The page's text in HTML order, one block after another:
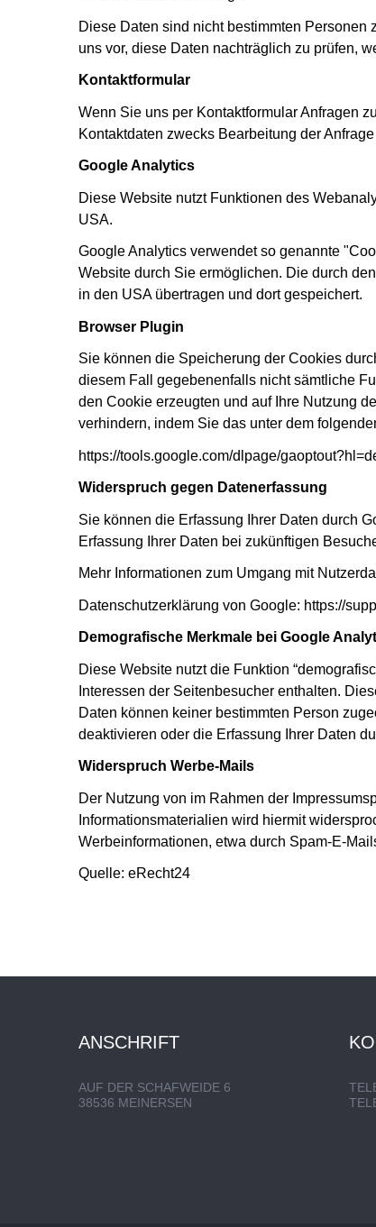
Diese Daten sind nicht bestimmten
uns vor, diese Daten nachträglich zu prüfen,
Kontaktformular
Wenn Sie uns per Kontaktformular Anfragen
Kontaktdaten zwecks Bearbeitung der
Google Analytics
Diese Website nutzt Funktionen des
USA.
Google Analytics verwendet so genannte
Website durch Sie ermöglichen. Die durch
in den USA übertragen und dort gespeichert.
Browser Plugin
Sie können die Speicherung der Cookies
diesem Fall gegebenenfalls nicht sämtliche
den Cookie erzeugten und auf Ihre Nutzung
verhindern, indem Sie das unter dem
https://tools.google.com/dlpage/
Widerspruch gegen Datenerfassung
Sie können die Erfassung Ihrer Daten durch
Erfassung Ihrer Daten bei zukünftigen
Mehr Informationen zum Umgang mit
Datenschutzerklärung von Google: https://
Demografische Merkmale bei Google
Diese Website nutzt die Funktion
Interessen der Seitenbesucher enthalten.
Daten können keiner bestimmten Person
deaktivieren oder die Erfassung Ihrer Daten
Widerspruch Werbe-Mails
Der Nutzung von im Rahmen der
Informationsmaterialien wird hiermit
Werbeinformationen, etwa durch Spam-E-
Quelle: eRecht24
ANSCHRIFT
AUF DER SCHAFWEIDE 6
38536 MEINERSEN